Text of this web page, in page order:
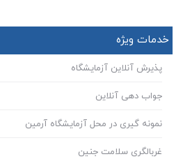
خدمات ویژه
پذیرش آنلاین آزمایشگاه
جواب دهی آنلاین
نمونه گیری در محل آزمایشگاه آرمین
غربالگری سلامت جنین